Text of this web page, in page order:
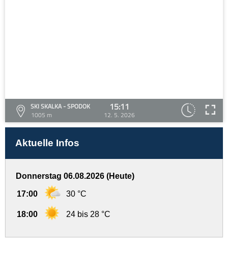
SKI SKALKA - SPODOK
1005 m
15:11
12. 5. 2026
Aktuelle Infos
Donnerstag 06.08.2026 (Heute)
17:00 30 °C
18:00 24 bis 28 °C